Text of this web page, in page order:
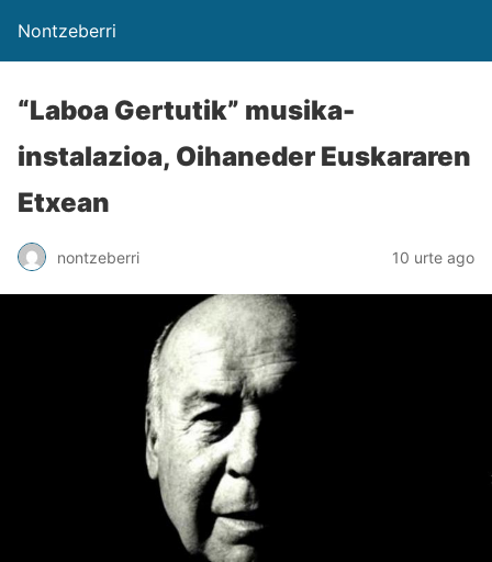
Nontzeberri
“Laboa Gertutik” musika-
instalazioa, Oihaneder Euskararen
Etxean
nontzeberri 10 urte ago